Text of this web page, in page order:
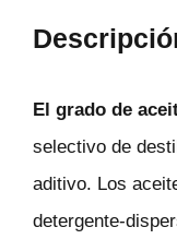
El grado de
selectivo de
aditivo. Los
detergente-